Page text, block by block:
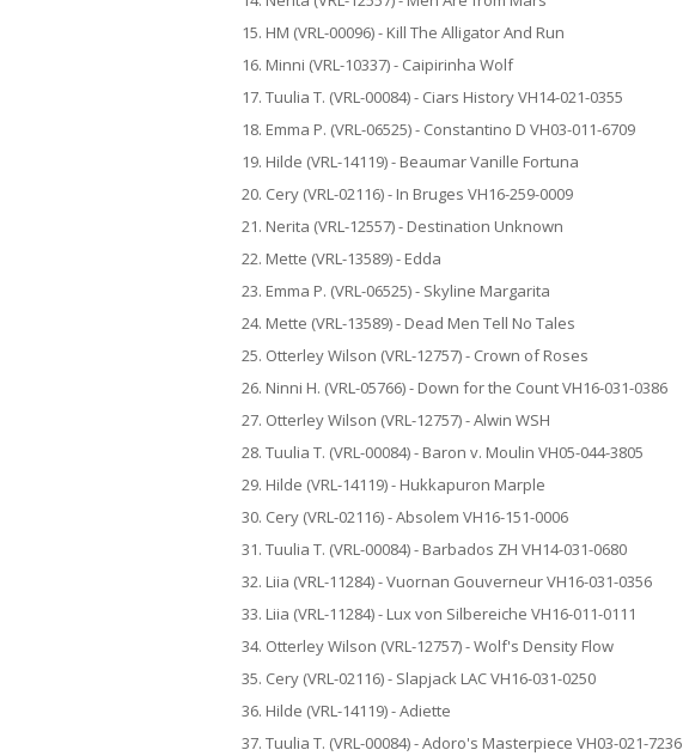
15. HM (VRL-00096) - Kill The Alligator And Run
16. Minni (VRL-10337) - Caipirinha Wolf
17. Tuulia T. (VRL-00084) - Ciars History VH14-021-0355
18. Emma P. (VRL-06525) - Constantino D VH03-011-6709
19. Hilde (VRL-14119) - Beaumar Vanille Fortuna
20. Cery (VRL-02116) - In Bruges VH16-259-0009
21. Nerita (VRL-12557) - Destination Unknown
22. Mette (VRL-13589) - Edda
23. Emma P. (VRL-06525) - Skyline Margarita
24. Mette (VRL-13589) - Dead Men Tell No Tales
25. Otterley Wilson (VRL-12757) - Crown of Roses
26. Ninni H. (VRL-05766) - Down for the Count VH16-031-0386
27. Otterley Wilson (VRL-12757) - Alwin WSH
28. Tuulia T. (VRL-00084) - Baron v. Moulin VH05-044-3805
29. Hilde (VRL-14119) - Hukkapuron Marple
30. Cery (VRL-02116) - Absolem VH16-151-0006
31. Tuulia T. (VRL-00084) - Barbados ZH VH14-031-0680
32. Liia (VRL-11284) - Vuornan Gouverneur VH16-031-0356
33. Liia (VRL-11284) - Lux von Silbereiche VH16-011-0111
34. Otterley Wilson (VRL-12757) - Wolf's Density Flow
35. Cery (VRL-02116) - Slapjack LAC VH16-031-0250
36. Hilde (VRL-14119) - Adiette
37. Tuulia T. (VRL-00084) - Adoro's Masterpiece VH03-021-7236